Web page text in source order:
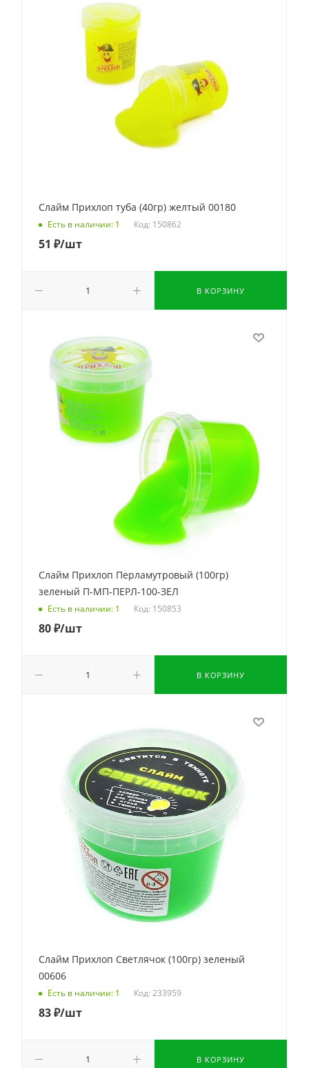
Слайм Прихлоп туба (40гр) желтый 00180
Есть в наличии: 1 Код: 150862
51 ₽/шт
В КОРЗИНУ
Слайм Прихлоп Перламутровый (100гр)
зеленый П-МП-ПЕРЛ-100-ЗЕЛ
Есть в наличии: 1 Код: 150853
80₽/шт
В КОРЗИНУ
Слайм Прихлоп Светлячок (100гр) зеленый
00606
Есть в наличии: 1 Код: 233959
83₽/шт
В КОРЗИНУ